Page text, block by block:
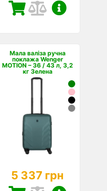
Мала валіза ручна
поклажа Wenger
MOTION – 36 / 43 л, 3,2
кг Зелена
5 337 грн